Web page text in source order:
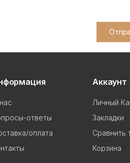
ответы
оплата
Аккаунт
Личный
Закладки
Сравнить
Корзина